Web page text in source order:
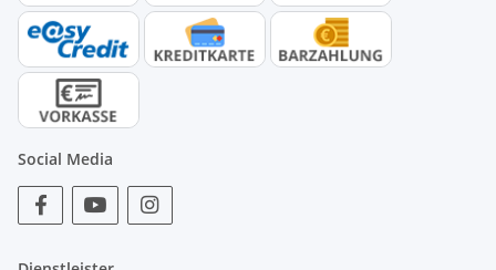
Social Media